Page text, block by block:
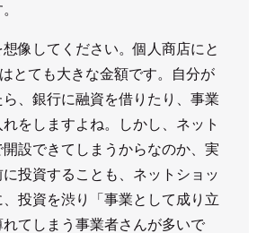
像してください。個人商店にと
とても大きな金額です。自分が
、銀行に融資を借りたり、事業
をしますよね。しかし、ネット
設できてしまうからなのか、実
投資することも、ネットショッ
投資を渋り「事業として成り立
てしまう事業者さんが多いで